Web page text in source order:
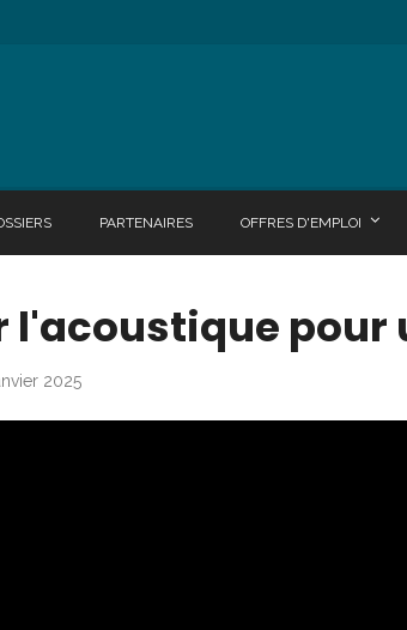
PARTENAIRES OFFRES D'EMPLOI
l'acoustique pour
2025